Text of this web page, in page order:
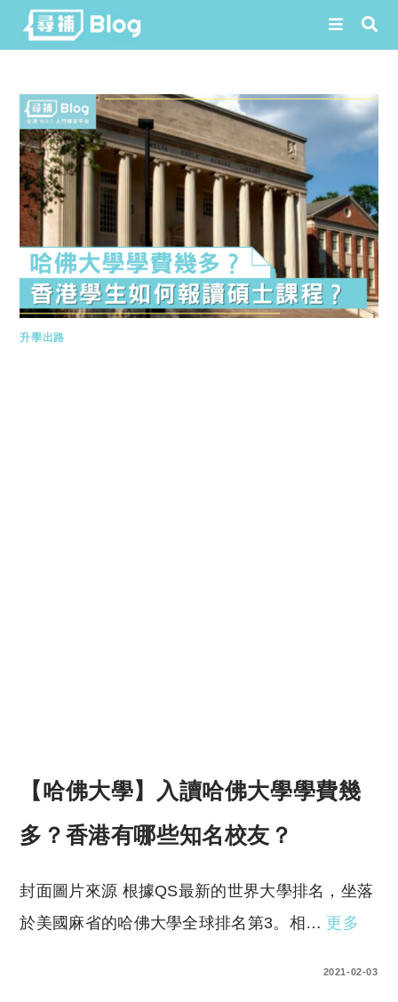
content
升學出路
【哈佛大學】入讀哈佛大學學費幾
多？香港有哪些知名校友？
封面圖片來源 根據QS最新的世界大學排名，坐落
於美國麻省的哈佛大學全球排名第3。相… 更多
2021-02-03